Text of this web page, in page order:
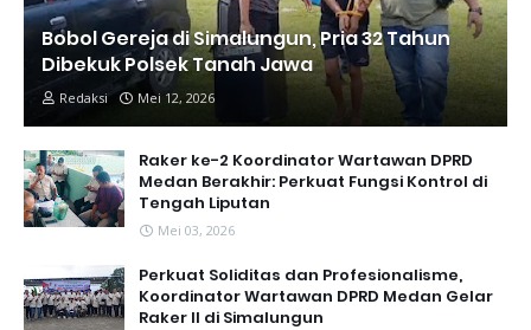
Bobol Gereja di Simalungun, Pria 32 Tahun
Dibekuk Polsek Tanah Jawa
Redaksi Mei 12, 2026
Raker ke-2 Koordinator Wartawan DPRD
Medan Berakhir: Perkuat Fungsi Kontrol di
Tengah Liputan
Mei 03, 2026
Perkuat Soliditas dan Profesionalisme,
Koordinator Wartawan DPRD Medan Gelar
Raker II di Simalungun